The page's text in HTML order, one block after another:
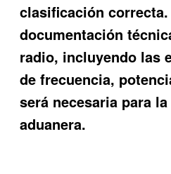
clasificación correcta.
documentación
radio, incluyendo las
de frecuencia,
será necesaria para
aduanera.